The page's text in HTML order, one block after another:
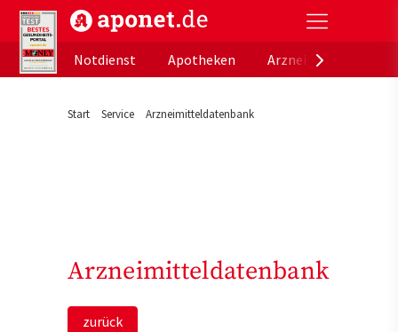
aponet.de - Das offizielle Gesundheitsportal der
Notdienst
Apotheken
Start Service Arzneimitteldatenbank
Arzneimitteldatenbank
zurück